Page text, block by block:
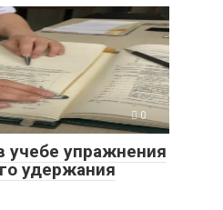
0
учебе упражнения
удержания